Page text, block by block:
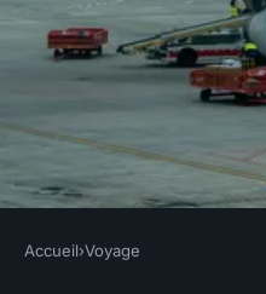
VOYAGE
Accueil›Voyage